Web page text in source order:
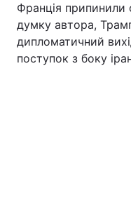
Франція
думку автора,
дипломатичний
поступок з боку